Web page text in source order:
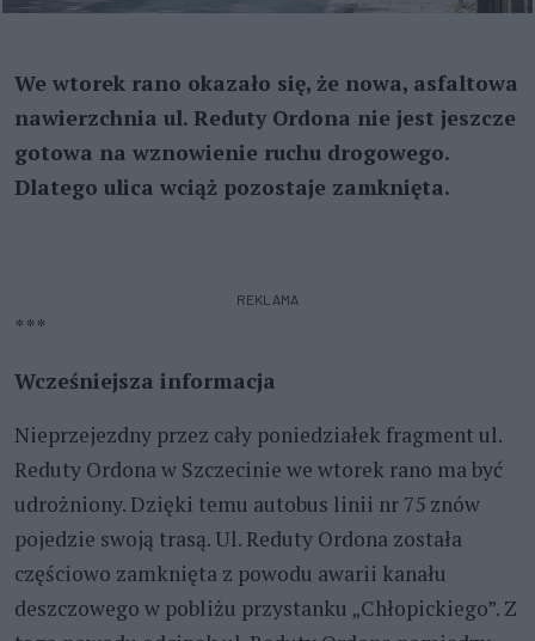
We wtorek rano okazało się, że nowa, asfaltowa
nawierzchnia ul. Reduty Ordona nie jest jeszcze
gotowa na wznowienie ruchu drogowego.
Dlatego ulica wciąż pozostaje zamknięta.
REKLAMA
***
Wcześniejsza informacja
Nieprzejezdny przez cały poniedziałek fragment ul.
Reduty Ordona w Szczecinie we wtorek rano ma być
udrożniony. Dzięki temu autobus linii nr 75 znów
pojedzie swoją trasą. Ul. Reduty Ordona została
częściowo zamknięta z powodu awarii kanału
deszczowego w pobliżu przystanku „Chłopickiego”. Z